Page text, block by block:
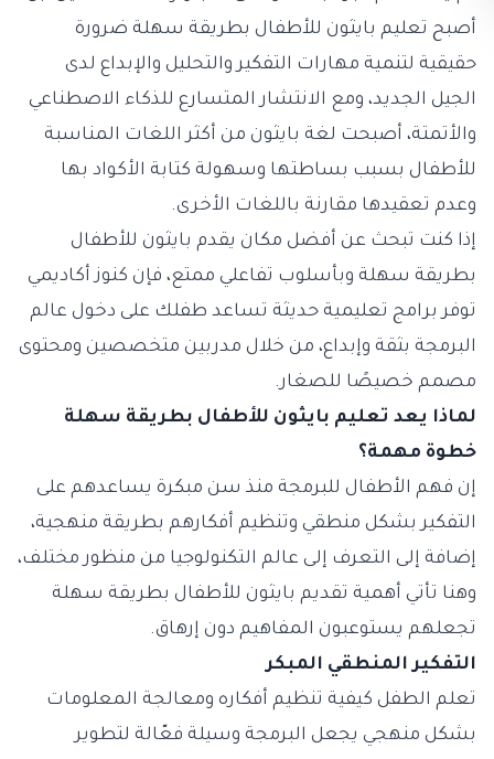
أصبح تعليم بايثون للأطفال بطريقة سهلة ضرورة
حقيقية لتنمية مهارات التفكير والتحليل والإبداع لدى
الجيل الجديد، ومع الانتشار المتسارع للذكاء الاصطناعي
والأتمتة، أصبحت لغة بايثون من أكثر اللغات المناسبة
للأطفال بسبب بساطتها وسهولة كتابة الأكواد بها
وعدم تعقيدها مقارنة باللغات الأخرى.
إذا كنت تبحث عن أفضل مكان يقدم بايثون للأطفال
بطريقة سهلة وبأسلوب تفاعلي ممتع، فإن كنوز أكاديمي
توفر برامج تعليمية حديثة تساعد طفلك على دخول عالم
البرمجة بثقة وإبداع، من خلال مدربين متخصصين ومحتوى
مصمم خصيصًا للصغار.
لماذا يعد تعليم بايثون للأطفال بطريقة سهلة
خطوة مهمة؟
إن فهم الأطفال للبرمجة منذ سن مبكرة يساعدهم على
التفكير بشكل منطقي وتنظيم أفكارهم بطريقة منهجية،
إضافة إلى التعرف إلى عالم التكنولوجيا من منظور مختلف،
وهنا تأتي أهمية تقديم بايثون للأطفال بطريقة سهلة
تجعلهم يستوعبون المفاهيم دون إرهاق.
التفكير المنطقي المبكر
تعلم الطفل كيفية تنظيم أفكاره ومعالجة المعلومات
بشكل منهجي يجعل البرمجة وسيلة فعّالة لتطوير